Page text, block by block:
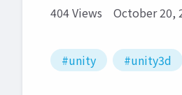
404 Views October 20,
#unity #unity3d